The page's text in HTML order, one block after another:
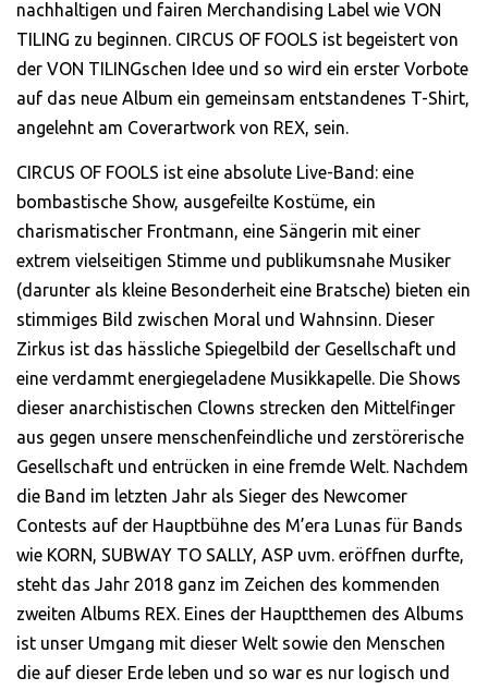
nachhaltigen und fairen Merchandising Label wie VON
TILING zu beginnen. CIRCUS OF FOOLS ist begeistert von
der VON TILINGschen Idee und so wird ein erster Vorbote
auf das neue Album ein gemeinsam entstandenes T-Shirt,
angelehnt am Coverartwork von REX, sein.
CIRCUS OF FOOLS ist eine absolute Live-Band: eine
bombastische Show, ausgefeilte Kostüme, ein
charismatischer Frontmann, eine Sängerin mit einer
extrem vielseitigen Stimme und publikumsnahe Musiker
(darunter als kleine Besonderheit eine Bratsche) bieten ein
stimmiges Bild zwischen Moral und Wahnsinn. Dieser
Zirkus ist das hässliche Spiegelbild der Gesellschaft und
eine verdammt energiegeladene Musikkapelle. Die Shows
dieser anarchistischen Clowns strecken den Mittelfinger
aus gegen unsere menschenfeindliche und zerstörerische
Gesellschaft und entrücken in eine fremde Welt. Nachdem
die Band im letzten Jahr als Sieger des Newcomer
Contests auf der Hauptbühne des M’era Lunas für Bands
wie KORN, SUBWAY TO SALLY, ASP uvm. eröffnen durfte,
steht das Jahr 2018 ganz im Zeichen des kommenden
zweiten Albums REX. Eines der Hauptthemen des Albums
ist unser Umgang mit dieser Welt sowie den Menschen
die auf dieser Erde leben und so war es nur logisch und